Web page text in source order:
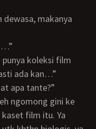
ada kan…”
apa tante?”
film itu. Ya